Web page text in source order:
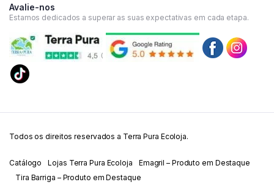
Avalie-nos
Estamos dedicados a superar as suas expectativas em cada etapa.
Todos os direitos reservados a Terra Pura Ecoloja.
Catálogo Lojas Terra Pura Ecoloja
Emagril – Produto em Destaque
Tira Barriga – Produto em Destaque